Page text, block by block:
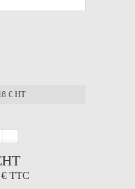
€ HT
HT
TTC